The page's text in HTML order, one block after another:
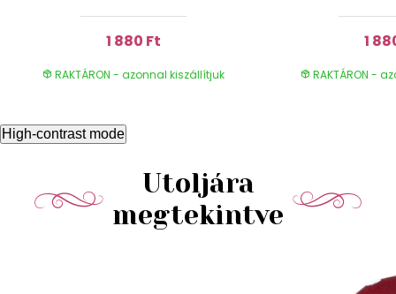
1 880 Ft
RAKTÁRON - azonnal kiszállítjuk
1
RAKTÁRON -
High-contrast mode
Utoljára
megtekintve